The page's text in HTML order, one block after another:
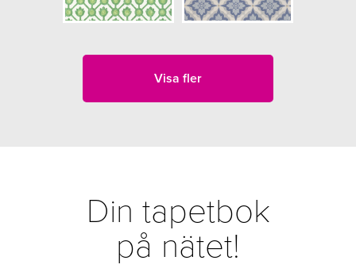
Visa fler
Din tapetbok
på nätet!